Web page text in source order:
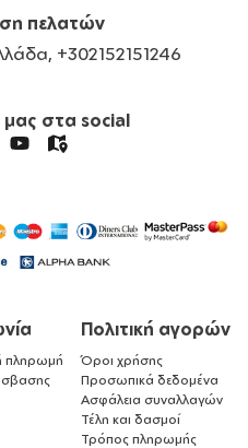
πελατών
+302152151246
στα social
πληρωμή
Πολιτική αγορών
Όροι χρήσης
Προσωπικά δεδομένα
Ασφάλεια συναλλαγών
Τέλη και δασμοί
Τρόπος πληρωμής